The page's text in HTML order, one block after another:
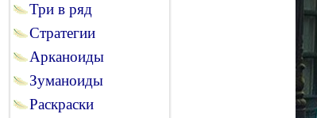
Три в ряд
Стратегии
Арканоиды
Зуманоиды
Раскраски